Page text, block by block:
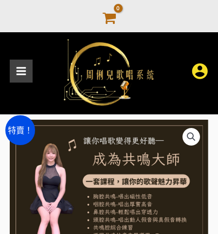
特賣！
原
始
格：
NT$3,000。
目
前
價
格：
NT$2,000。
頭
腔